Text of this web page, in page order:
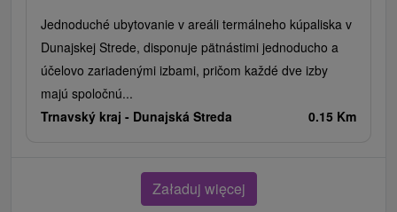
Jednoduché ubytovanie v areáli termálneho kúpaliska v
Dunajskej Strede, disponuje pätnástimi jednoducho a
účelovo zariadenými izbami, pričom každé dve izby
majú spoločnú...
Trnavský kraj - Dunajská Streda 0.15 Km
Załaduj więcej